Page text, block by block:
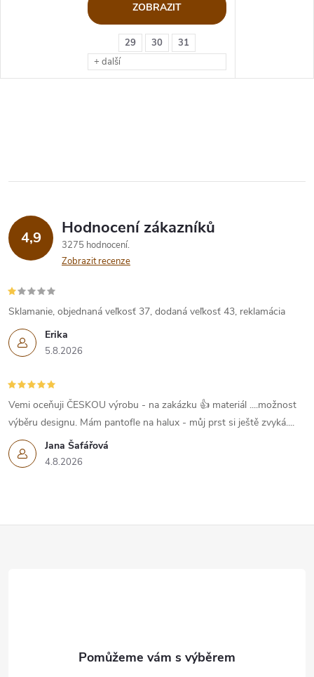
29 30
31
+ další
ZOBRAZIT
4,9 Hodnocení zákazníků
3275 hodnocení
Zobrazit recenze
Erika
5.8.2026
Sklamanie, objednaná veľkosť 37, dodaná veľkosť 43, reklamácia
Jana Šafářová
4.8.2026
Vemi oceňuji ČESKOU výrobu - na zakázku 👍 materiál ....možnost
výběru designu. Mám pantofle na halux - můj prst si ještě zvyká....